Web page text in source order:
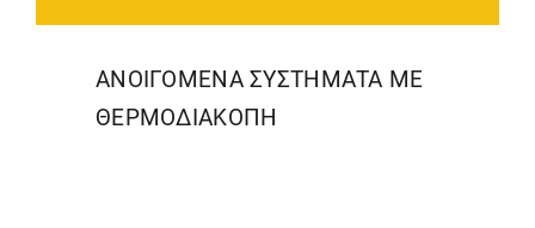
ΑΝΟΙΓΟΜΕΝΑ ΣΥΣΤΗΜΑΤΑ ΜΕ
ΘΕΡΜΟΔΙΑΚΟΠΗ